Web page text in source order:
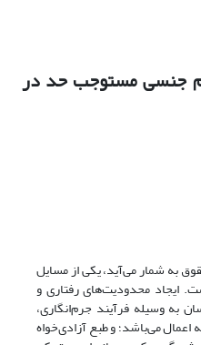
جنسی مستوجب حد در
به شمار می‌آید، یکی از مسایل
ایجاد محدودیت‌های رفتاری و
به وسیله‌ فرآیند جرم‌انگاری،
اعمال می‌باشد؛ و طبع آزادی‌خواه